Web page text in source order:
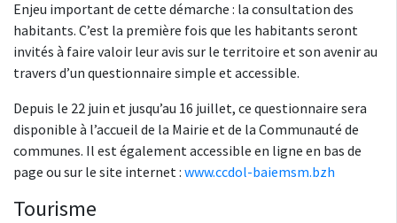
Enjeu important de cette démarche : la consultation des
habitants. C’est la première fois que les habitants seront
invités à faire valoir leur avis sur le territoire et son avenir au
travers d’un questionnaire simple et accessible.
Depuis le 22 juin et jusqu’au 16 juillet, ce questionnaire sera
disponible à l’accueil de la Mairie et de la Communauté de
communes. Il est également accessible en ligne en bas de
page ou sur le site internet : www.ccdol-baiemsm.bzh
Tourisme